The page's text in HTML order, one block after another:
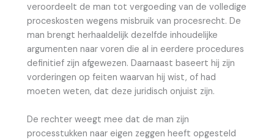
veroordeelt de man tot vergoeding van de volledige
proceskosten wegens misbruik van procesrecht. De
man brengt herhaaldelijk dezelfde inhoudelijke
argumenten naar voren die al in eerdere procedures
definitief zijn afgewezen. Daarnaast baseert hij zijn
vorderingen op feiten waarvan hij wist, of had
moeten weten, dat deze juridisch onjuist zijn.
De rechter weegt mee dat de man zijn
processtukken naar eigen zeggen heeft opgesteld